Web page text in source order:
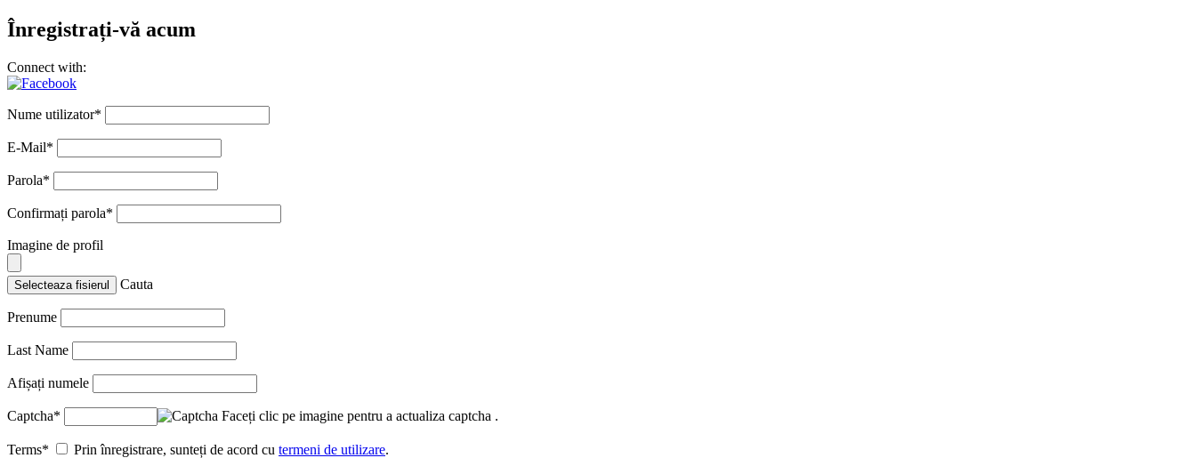
Înregistrați-vă acum
Connect with:
Nume utilizator*
E-Mail*
Parola*
Confirmați parola*
Imagine de profil
Selecteaza fisierul Cauta
Prenume
Last Name
Afișați numele
Captcha* Faceți clic pe imagine pentru a actualiza captcha .
Terms* Prin înregistrare, sunteți de acord cu termeni de utilizare.